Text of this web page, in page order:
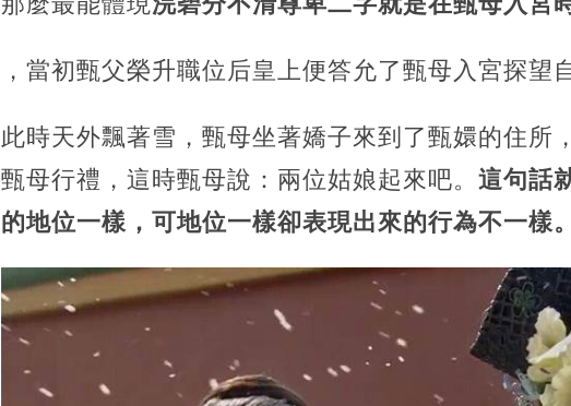
，當初甄父榮升職位后皇上便答允了甄母入宮探望
此時天外飄著雪，甄母坐著嬌子來到了甄嬛的住所
甄母行禮， 這時甄母說：兩位姑娘起來吧。 這句話
的地位一樣，可地位一樣卻表現出來的行為不一樣。